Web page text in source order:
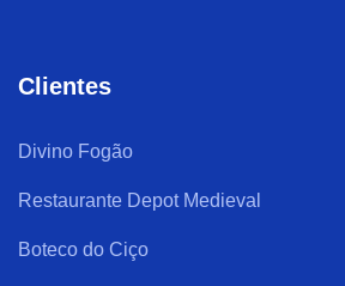
Clientes
Divino Fogão
Restaurante Depot Medieval
Boteco do Ciço